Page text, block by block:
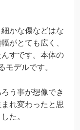
かな傷などはな
がとても広く、
すです。本体の
モデルです。
う事が想像でき
れ変わったと思
た。